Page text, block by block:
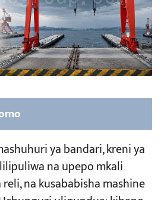
Kibandiko Kimoja cha Reli
Kibanio cha Reli? —
ya bandari, kreni ya
na upepo mkali
na kusababisha mashine